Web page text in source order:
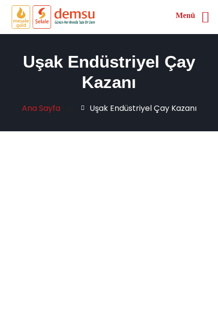
Uşak Endüstriyel Çay
Kazanı
Ana SayfaTag: Uşak Endüstriyel Çay Kazanı
Menü